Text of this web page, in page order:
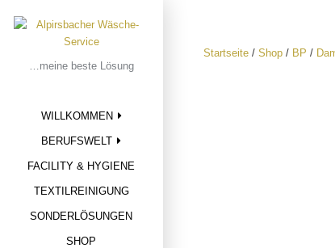
…meine beste Lösung
WILLKOMMEN
BERUFSWELT
FACILITY & HYGIENE
TEXTILREINIGUNG
SONDERLÖSUNGEN
SHOP
Startseite/ Shop/ BP /